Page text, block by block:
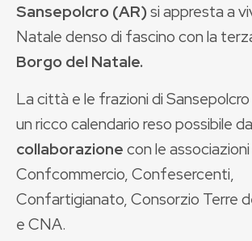
Sansepolcro (AR)si appresta a
Natale denso di fascino con la
Borgo del Natale.
La città e le frazioni di
un ricco calendario reso possibile
collaborazionecon le
Confcommercio, Confesercenti,
Confartigianato, Consorzio Terre
e CNA.